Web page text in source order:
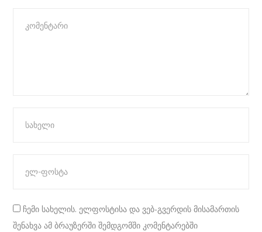
ჩემი სახელის. ელფოსტისა და ვებ-გვერდის მისამართის
შენახვა ამ ბრაუზერში შემდგომში კომენტარებში